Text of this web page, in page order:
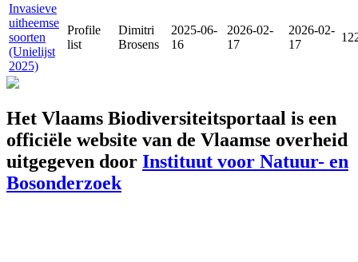
Invasieve
uitheemse
soorten
(Unielijst
2025)
Profile
list
Dimitri
Brosens
2025-06-
16
2026-02-
17
2026-02-
17
Het Vlaams Biodiversiteitsportaal is een
officiële website van de Vlaamse overheid
uitgegeven door Instituut voor Natuur- en
Bosonderzoek